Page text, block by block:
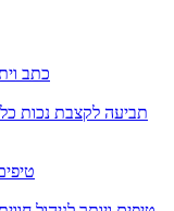
כתב
תביעה לקצבת נכות
7